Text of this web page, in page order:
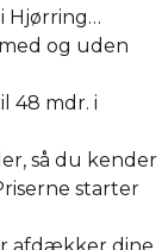
Hjørring…
og uden
48 mdr. i
så du kender
starter